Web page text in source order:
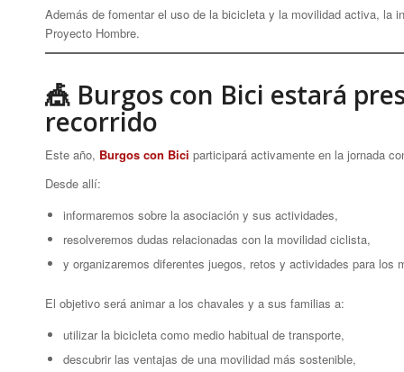
Además de fomentar el uso de la bicicleta y la movilidad activa, la
Proyecto Hombre.
🎪 Burgos con Bici estará
recorrido
Este año, Burgos con Bici participará activamente en la jornada
Desde allí:
informaremos sobre la asociación y sus actividades,
resolveremos dudas relacionadas con la movilidad ciclista,
y organizaremos diferentes juegos, retos y actividades para los
El objetivo será animar a los chavales y a sus familias a:
utilizar la bicicleta como medio habitual de transporte,
descubrir las ventajas de una movilidad más sostenible,